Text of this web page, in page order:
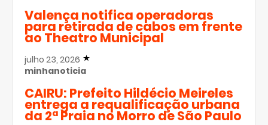
Valença notifica operadoras
para retirada de cabos em frente
ao Theatro Municipal
julho 23, 2026
minhanoticia
CAIRU: Prefeito Hildécio Meireles
entrega a requalificação urbana
da 2ª Praia no Morro de São Paulo